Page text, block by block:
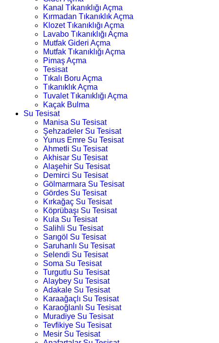
Kanal Tıkanıklığı Açma
Kırmadan Tıkanıklık Açma
Klozet Tıkanıklığı Açma
Lavabo Tıkanıklığı Açma
Mutfak Gideri Açma
Mutfak Tıkanıklığı Açma
Pimaş Açma
Tesisat
Tıkalı Boru Açma
Tıkanıklık Açma
Tuvalet Tıkanıklığı Açma
Kaçak Bulma
Su Tesisat
Manisa Su Tesisat
Şehzadeler Su Tesisat
Yunus Emre Su Tesisat
Ahmetli Su Tesisat
Akhisar Su Tesisat
Alaşehir Su Tesisat
Demirci Su Tesisat
Gölmarmara Su Tesisat
Gördes Su Tesisat
Kırkağaç Su Tesisat
Köprübaşı Su Tesisat
Kula Su Tesisat
Salihli Su Tesisat
Sarıgöl Su Tesisat
Saruhanlı Su Tesisat
Selendi Su Tesisat
Soma Su Tesisat
Turgutlu Su Tesisat
Alaybey Su Tesisat
Adakale Su Tesisat
Karaağaçlı Su Tesisat
Karaoğlanlı Su Tesisat
Muradiye Su Tesisat
Tevfikiye Su Tesisat
Mesir Su Tesisat